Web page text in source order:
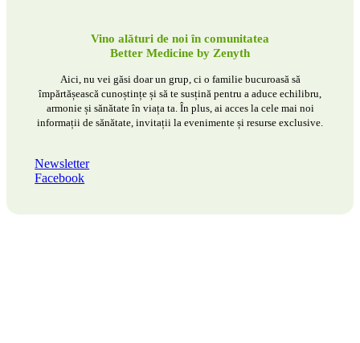
Vino alături de noi în comunitatea
Better Medicine by Zenyth
Aici, nu vei găsi doar un grup, ci o familie bucuroasă să
împărtășească cunoștințe și să te susțină pentru a aduce echilibru,
armonie și sănătate în viața ta. În plus, ai acces la cele mai noi
informații de sănătate, invitații la evenimente și resurse exclusive.
Newsletter
Facebook